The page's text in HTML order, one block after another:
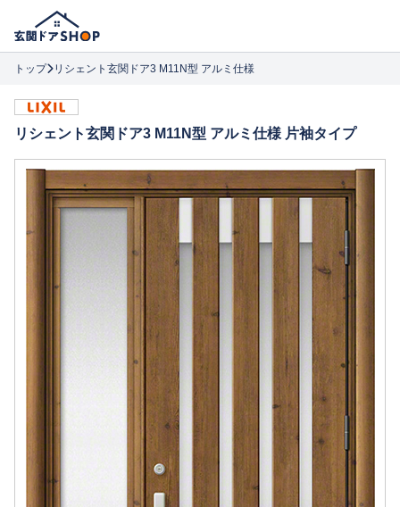
トップ リシェント玄関ドア3 M11N型 アルミ仕様
リシェント玄関ドア3 M11N型 アルミ仕様 片袖タイプ